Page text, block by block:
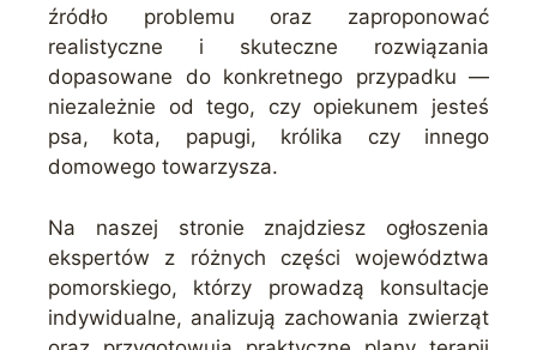
źródło problemu oraz zaproponować
realistyczne i skuteczne rozwiązania
dopasowane do konkretnego przypadku —
niezależnie od tego, czy opiekunem jesteś
psa, kota, papugi, królika czy innego
domowego towarzysza.
Na naszej stronie znajdziesz ogłoszenia
ekspertów z różnych części województwa
pomorskiego, którzy prowadzą konsultacje
indywidualne, analizują zachowania zwierząt